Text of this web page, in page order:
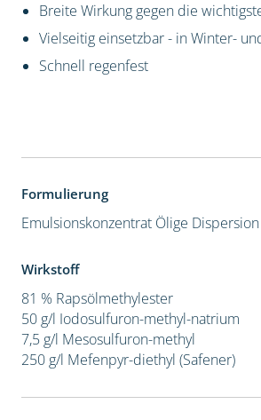
Breite Wirkung gegen die
Vielseitig einsetzbar - in Winter-
Schnell regenfest
Formulierung
Emulsionskonzentrat Ölige Dispersion
Wirkstoff
81 % Rapsölmethylester
50 g/l Iodosulfuron-methyl-natrium
7,5 g/l Mesosulfuron-methyl
250 g/l Mefenpyr-diethyl (Safener)